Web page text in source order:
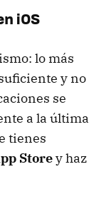
iOS
lo más
y no
se
a la última
tienes
Storey haz